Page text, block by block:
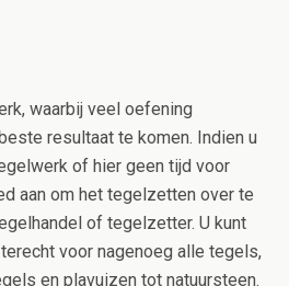
waarbij veel oefening
resultaat te komen. Indien u
of hier geen tijd voor
aan om het tegelzetten over te
of tegelzetter. U kunt
voor nagenoeg alle tegels,
en plavuizen tot natuursteen.